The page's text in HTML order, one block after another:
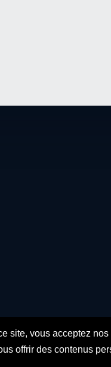
site, vous acceptez
offrir des contenus